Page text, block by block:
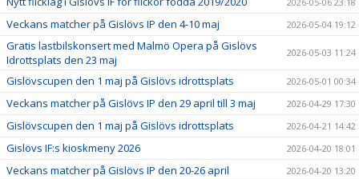
Veckans matcher på Gislövs IP den 4-10 maj 2026-05-04 19:12
Gratis lastbilskonsert med Malmö Opera på Gislövs
Idrottsplats den 23 maj
2026-05-03 11:24
Gislövscupen den 1 maj på Gislövs idrottsplats 2026-05-01 00:34
Veckans matcher på Gislövs IP den 29 april till 3 maj 2026-04-29 17:30
Gislövscupen den 1 maj på Gislövs idrottsplats 2026-04-21 14:42
Gislövs IF:s kioskmeny 2026 2026-04-20 18:01
Veckans matcher på Gislövs IP den 20-26 april 2026-04-20 13:20